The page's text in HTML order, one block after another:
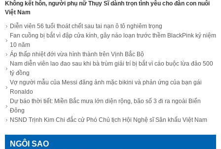
Không kết hôn, người phụ nữ Thụy Sĩ dành trọn tình yêu cho đàn con nuôi
Việt Nam
Diễn viên 56 tuổi thoát chết sau tai nạn ô tô nghiêm trọng
Fan cuồng bị bắt vì đập cửa kính, gây náo loạn trước thềm BlackPink kỷ niệm
10 năm
Áp thấp nhiệt đới vừa hình thành trên Vịnh Bắc Bộ
Nam diễn viên lao đao sau khi bà trùm giải trí bị bắt vì cáo buộc lừa đảo 500
tỷ đồng
Vợ người mẫu của Messi đăng ảnh mặc bikini và phản ứng của bạn gái
Ronaldo
Dự báo thời tiết: Miền Bắc mưa lớn diện rộng, bão số 3 đi ra ngoài Biển
Đông
NSND Trịnh Kim Chi đắc cử Phó Chủ tịch Hội Nghệ sĩ Sân khấu Việt Nam
NGÔI SAO